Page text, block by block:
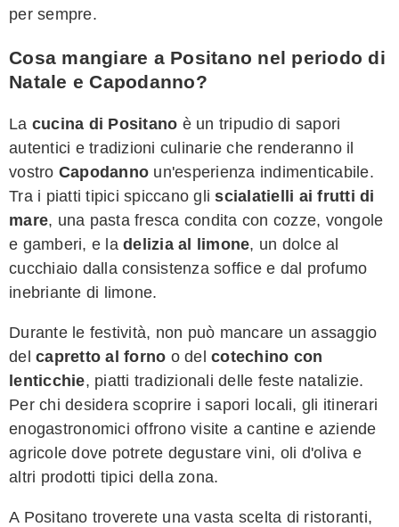
per sempre.
Cosa mangiare a Positano nel periodo di
Natale e Capodanno?
La cucina di Positano è un tripudio di sapori
autentici e tradizioni culinarie che renderanno il
vostro Capodanno un'esperienza indimenticabile.
Tra i piatti tipici spiccano gliscialatielli ai frutti di
mare, una pasta fresca condita con cozze, vongole
e gamberi, e la delizia al limone, un dolce al
cucchiaio dalla consistenza soffice e dal profumo
inebriante di limone.
Durante le festività, non può mancare un assaggio
del capretto al forno o del cotechino con
lenticchie, piatti tradizionali delle feste natalizie.
Per chi desidera scoprire i sapori locali, gli itinerari
enogastronomici offrono visite a cantine e aziende
agricole dove potrete degustare vini, oli d'oliva e
altri prodotti tipici della zona.
A Positano troverete una vasta scelta di ristoranti,